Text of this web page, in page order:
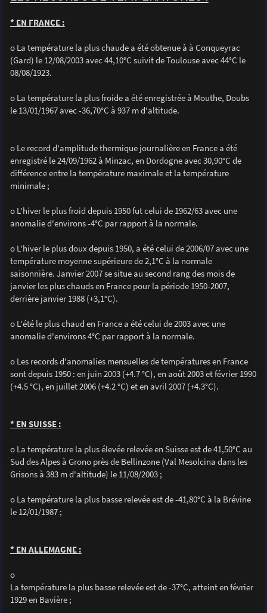
* EN FRANCE :
o La température la plus chaude a été obtenue à à Conqueyrac
(Gard) le 12/08/2003 avec 44,10°C suivit de Toulouse avec 44°C le
08/08/1923.
o La température la plus froide a été enregistrée à Mouthe, Doubs
le 13/01/1967 avec -36,70°C à 937 m d'altitude.
o Le record d'amplitude thermique journalière en France a été
enregistré le 24/09/1962 à Minzac, en Dordogne avec 30,90°C de
différence entre la température maximale et la température
minimale ;
o L'hiver le plus froid depuis 1950 fut celui de 1962/63 avec une
anomalie d'environs -4°C par rapport à la normale.
o L'hiver le plus doux depuis 1950, a été celui de 2006/07 avec une
température moyenne supérieure de 2,1°C à la normale
saisonnière. Janvier 2007 se situe au second rang des mois de
janvier les plus chauds en France pour la période 1950-2007,
derrière janvier 1988 (+3,1°C).
o L'été le plus chaud en France a été celui de 2003 avec une
anomalie d'environs 4°C par rapport à la normale.
o Les records d'anomalies mensuelles de températures en France
sont depuis 1950 : en juin 2003 (+4.7 °C), en août 2003 et février 1990
(+4.5 °C), en juillet 2006 (+4.2 °C) et en avril 2007 (+4.3°C).
* EN SUISSE :
o La température la plus élevée relevée en Suisse est de 41,50°C au
Sud des Alpes à Grono près de Bellinzone (Val Mesolcina dans les
Grisons à 383 m d'altitude) le 11/08/2003 ;
o La température la plus basse relevée est de -41,80°C à la Brévine
le 12/01/1987 ;
* EN ALLEMAGNE :
o
La température la plus basse relevée est de -37°C, atteint en février
1929 en Bavière ;